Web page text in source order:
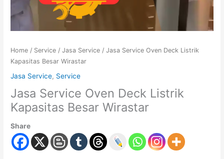
Home / Service /Jasa Service / Jasa Service Oven Deck Listrik
Kapasitas Besar Wirastar
Jasa Service, Service
Jasa Service Oven Deck Listrik
Kapasitas Besar Wirastar
Share